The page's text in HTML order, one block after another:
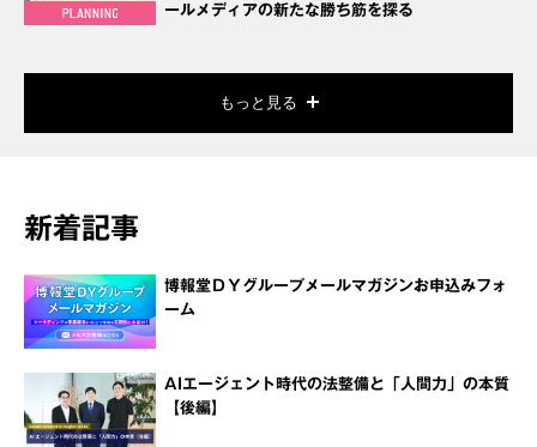
ールメディアの新たな勝ち筋を探る
もっと見る
新着記事
博報堂ＤＹグループメールマガジンお申込みフォ
ーム
AIエージェント時代の法整備と「人間力」の本質
【後編】